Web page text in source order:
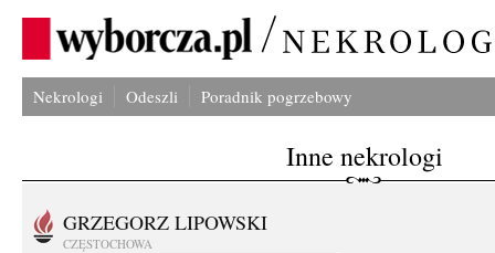
Nekrologi Odeszli Poradnik pogrzebowy
Inne nekrologi
GRZEGORZ LIPOWSKI
CZĘSTOCHOWA